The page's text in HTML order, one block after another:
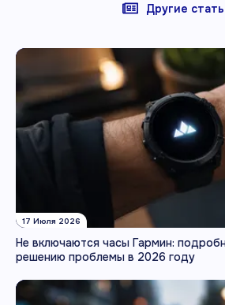
Другие
17 Июля 2026
Не включаются часы Гармин:
решению проблемы в 2026 году